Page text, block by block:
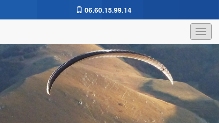
06.60.15.99.14